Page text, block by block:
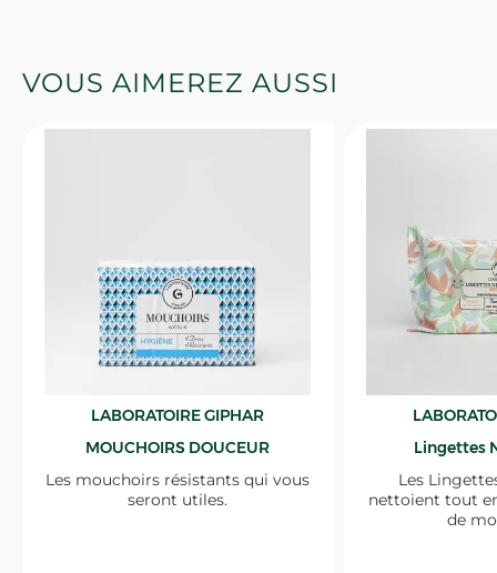
VOUS AIMEREZ AUSSI
LABORATOIRE GIPHAR
MOUCHOIRS DOUCEUR
Les mouchoirs résistants qui vous
seront utiles.
Lingettes
Les
nettoient tout
de